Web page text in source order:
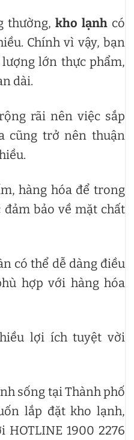
thường, kho lạnh có
Chính vì vậy, bạn
lớn thực phẩm,
dài.
rãi nên việc sắp
cũng trở nên thuận
hàng hóa để trong
bảo về mặt chất
có thể dễ dàng điều
hợp với hàng hóa
lợi ích tuyệt vời
sống tại Thành phố
lắp đặt kho lạnh,
1900 2276